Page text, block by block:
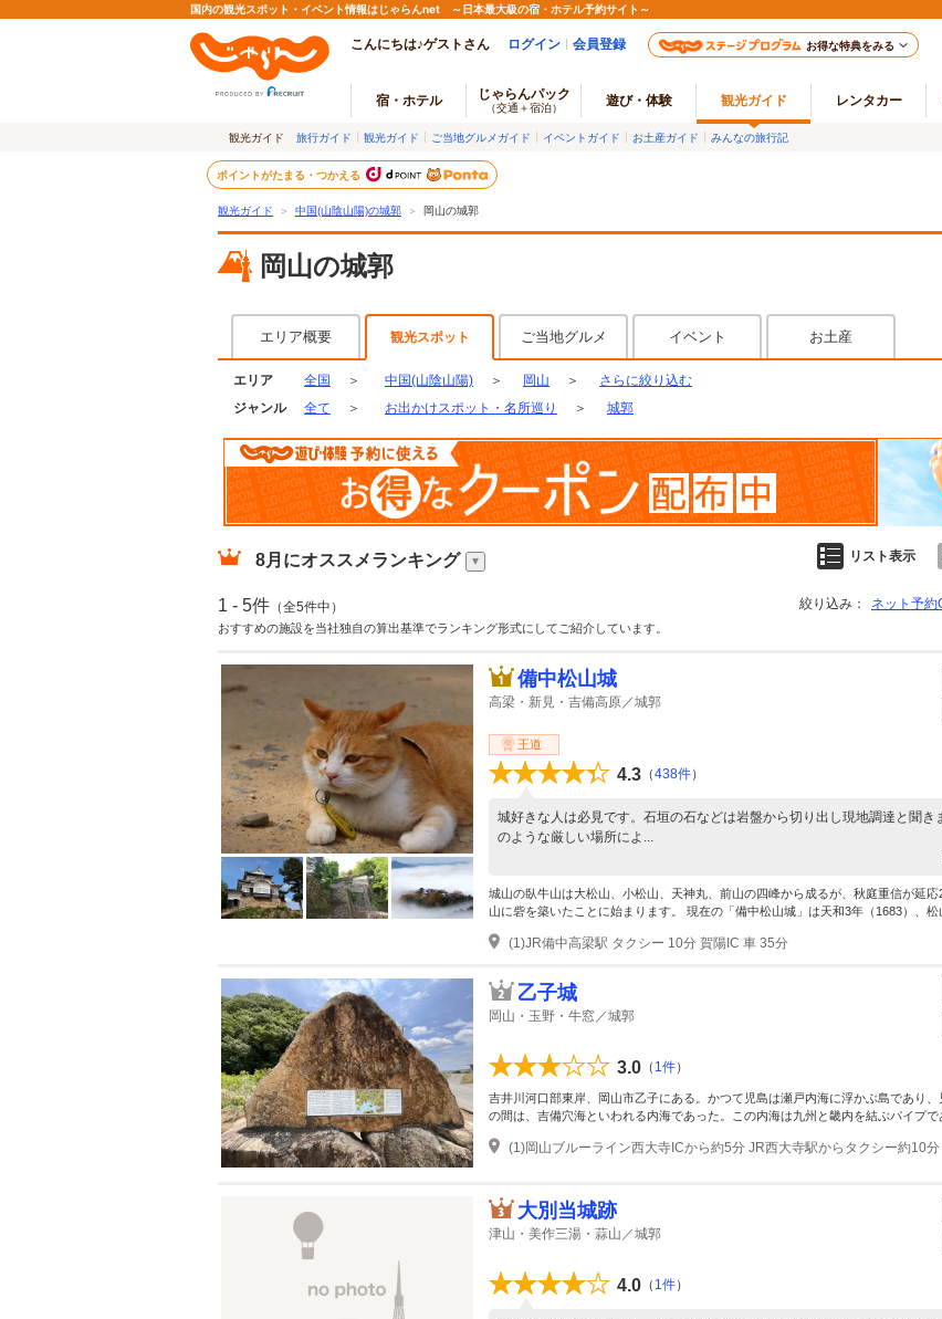
国内の観光スポット・イベント情報はじゃらんnet ～日本最大級の宿・ホテル予約サイト～
こんにちは♪ゲストさん ログイン 会員登録 お得な特典をみる
宿・ホテル じゃらんパック
（交通＋宿泊） 遊び・体験 観光ガイド レンタカー
観光ガイド 旅行ガイド 観光ガイド ご当地グルメガイド イベントガイド お土産ガイド みんなの旅行記
ポイントがたまる・つかえる
観光ガイド ＞ 中国(山陰山陽)の城郭 ＞ 岡山の城郭
岡山の城郭
エリア概要 観光スポット ご当地グルメ イベント お土産
エリア 全国 ＞ 中国(山陰山陽) ＞ 岡山 ＞
さらに絞り込む
ジャンル
全て ＞ お出かけスポット・名所巡り ＞ 城郭
8月 にオススメランキング リスト表示
1 - 5件 （全5件中） 絞り込み： ネット予約
おすすめの施設を当社独自の算出基準でランキング形式にしてご紹介しています。
備中松山城
高梁・新見・吉備高原／城郭
王道
4.3 （438件）
城好きな人は必見です。石垣の石などは岩盤から切り出し現地調達と聞き
のような厳しい場所によ...
城山の臥牛山は大松山、小松山、天神丸、前山の四峰から成るが、秋庭重信が延
山に砦を築いたことに始まります。 現在の「備中松山城」は天和3年（1683）、松
(1)JR備中高梁駅 タクシー 10分 賀陽IC 車 35分
乙子城
岡山・玉野・牛窓／城郭
3.0 （ 1件）
吉井川河口部東岸、岡山市乙子にある。かつて児島は瀬戸内海に浮かぶ島であり
の間は、吉備穴海といわれる内海であった。この内海は九州と畿内を結ぶパイプで
(1)岡山ブルーライン西大寺ICから約5分 JR西大寺駅からタクシー約10分
大別当城跡
津山・美作三湯・蒜山／城郭
4.0 （ 1件）